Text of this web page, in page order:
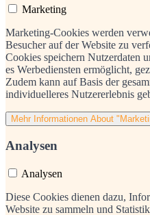
Marketing
Marketing-Cookies werden
Besucher auf der Website zu
Cookies speichern Nutzerdaten
es Werbediensten ermöglicht,
Zudem kann auf Basis der
individuelleres Nutzererlebnis
Mehr Informationen About
Analysen
Analysen
Diese Cookies dienen dazu,
Website zu sammeln und